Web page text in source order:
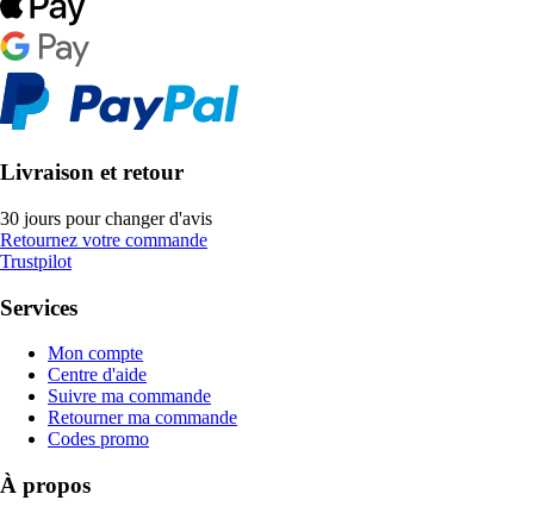
Livraison et retour
30 jours pour changer d'avis
Retournez votre commande
Trustpilot
Services
Mon compte
Centre d'aide
Suivre ma commande
Retourner ma commande
Codes promo
À propos